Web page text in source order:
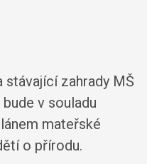
stávající zahrady MŠ
v souladu
mateřské
o přírodu.